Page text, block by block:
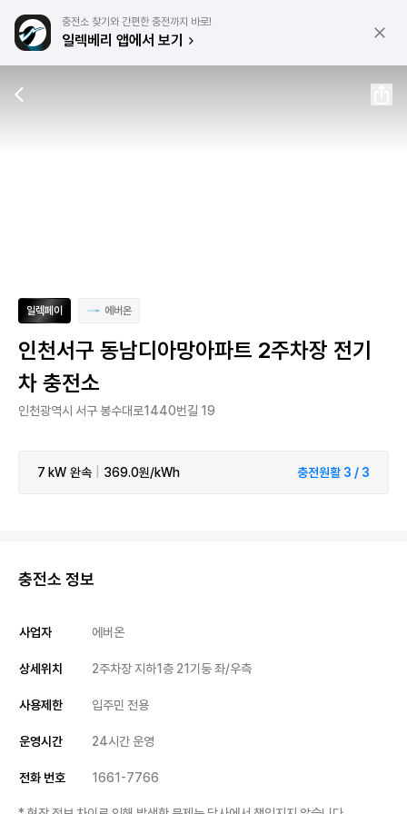
충전소 찾기와 간편한 충전까지 바로!
일렉베리 앱에서 보기
일렉페이 에버온
인천서구 동남디아망아파트 2주차장 전기
차 충전소
인천광역시 서구 봉수대로1440번길 19
7 kW 완속 369.0원/kWh 충전원활 3 / 3
충전소 정보
사업자 에버온
상세위치 2주차장 지하1층 21기둥 좌/우측
사용제한 입주민 전용
운영시간 24시간 운영
전화 번호 1661-7766